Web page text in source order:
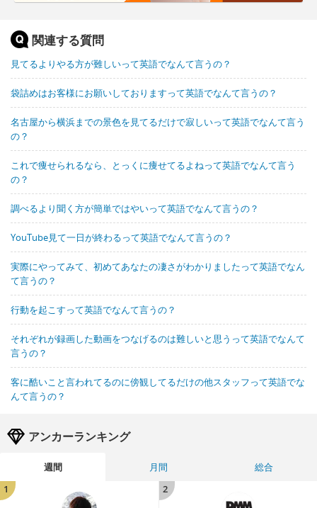
関連する質問
見てるよりやる方が難しいって英語でなんて言うの？
袋詰めはお客様にお願いしておりますって英語でなんて言うの？
名古屋から横浜までの景色を見てるだけで寂しいって英語でなんて言う
の？
これで痩せられるなら、とっくに痩せてるよねって英語でなんて言う
の？
調べるより聞く方が簡単ではやいって英語でなんて言うの？
YouTube見て一日が終わるって英語でなんて言うの？
実際にやってみて、初めてあなたの凄さがわかりましたって英語でなん
て言うの？
行動を起こすって英語でなんて言うの？
それぞれが録画した動画をつなげるのは難しいと思うって英語でなんて
言うの？
客に酷いこと言われてるのに傍観してるだけの他スタッフって英語でな
んて言うの？
アンカーランキング
週間 月間
総合
1
2